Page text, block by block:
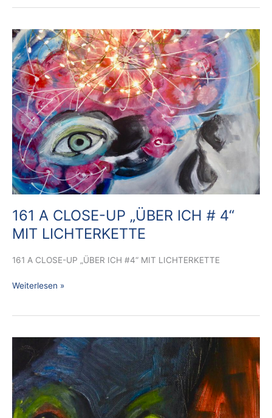
161 A CLOSE-UP „ÜBER ICH # 4“
MIT LICHTERKETTE
161 A CLOSE-UP „ÜBER ICH #4“ MIT LICHTERKETTE
161
A
CLOSE-
UP
„ÜBER
ICH
#
4“
MIT
LICHTERKETTE
Weiterlesen »
„KIRCHNER
INPIRATION
2“
–